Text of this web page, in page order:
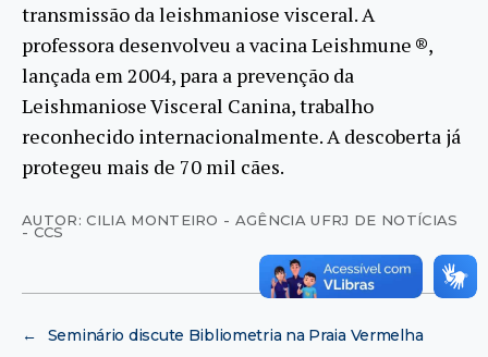
transmissão da leishmaniose visceral. A
professora desenvolveu a vacina Leishmune ®,
lançada em 2004, para a prevenção da
Leishmaniose Visceral Canina, trabalho
reconhecido internacionalmente. A descoberta já
protegeu mais de 70 mil cães.
AUTOR: CILIA MONTEIRO - AGÊNCIA UFRJ DE NOTÍCIAS
- CCS
←
Seminário discute Bibliometria na Praia Vermelha